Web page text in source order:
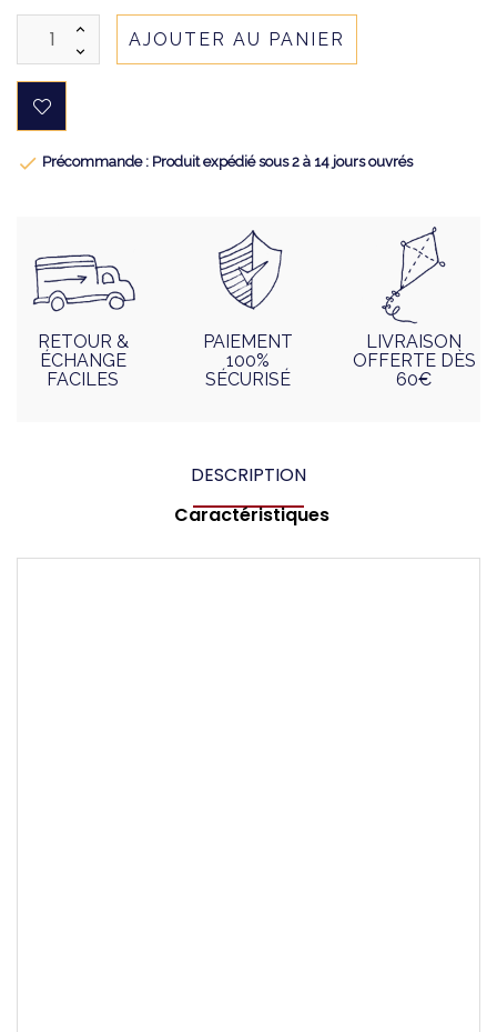
AJOUTER AU PANIER
 Précommande : Produit expédié sous 2 à 14 jours ouvrés
RETOUR &
ÉCHANGE
FACILES
PAIEMENT
100%
SÉCURISÉ
LIVRAISON
OFFERTE DÈS
60€
DESCRIPTION
Caractéristiques